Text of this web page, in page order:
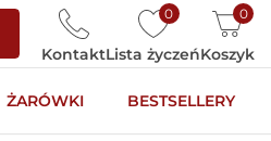
0
Lista życzeń
0
Koszyk
Kontakt
ŻARÓWKI BESTSELLERY